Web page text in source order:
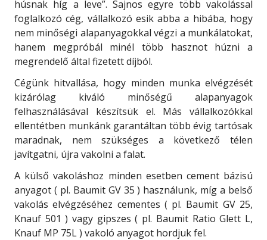
húsnak híg a leve”. Sajnos egyre több vakolással
foglalkozó cég, vállalkozó esik abba a hibába, hogy
nem minőségi alapanyagokkal végzi a munkálatokat,
hanem megpróbál minél több hasznot húzni a
megrendelő által fizetett díjból.
Cégünk hitvallása, hogy minden munka elvégzését
kizárólag kiváló minőségű alapanyagok
felhasználásával készítsük el. Más vállalkozókkal
ellentétben munkánk garantáltan több évig tartósak
maradnak, nem szükséges a következő télen
javítgatni, újra vakolni a falat.
A külső vakoláshoz minden esetben cement bázisú
anyagot ( pl. Baumit GV 35 ) használunk, míg a belső
vakolás elvégzéséhez cementes ( pl. Baumit GV 25,
Knauf 501 ) vagy gipszes ( pl. Baumit Ratio Glett L,
Knauf MP 75L ) vakoló anyagot hordjuk fel.